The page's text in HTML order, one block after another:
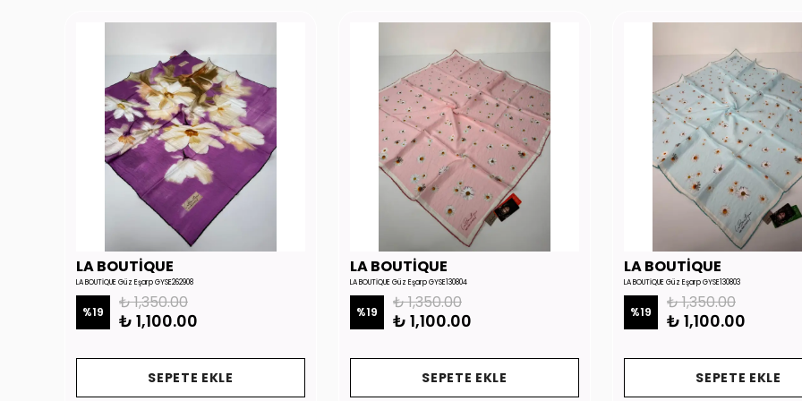
LA BOUTİQUE
LA BOUTİQUE Güz Eşarp GYSE262908
%19 ₺ 1,350.00
₺ 1,100.00
SEPETE EKLE
LA BOUTİQUE
LA BOUTİQUE Güz Eşarp GYSE130804
%19 ₺ 1,350.00
₺ 1,100.00
SEPETE EKLE
LA BOUTİQUE
LA BOUTİQUE Güz Eşarp GYSE130803
%19 ₺ 1,350.00
₺ 1,100.00
SEPETE EKLE